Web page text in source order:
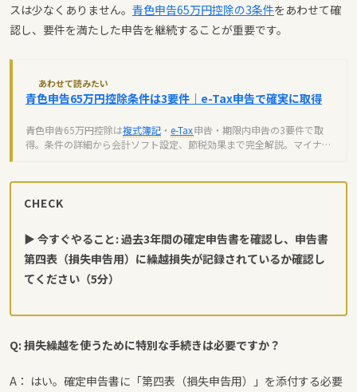
スは少なくありません。 青色申告65万円控除の3条件をあわせて確
認し、要件を満たした申告を継続することが重要です。
あわせて読みたい
青色申告65万円控除条件は3要件｜e-Tax申告で確実に取得
青色申告65万円控除は複式簿記 ・ e-Tax申告・期限内申告の3要件で取
得。条件の詳細から会計ソフト設定、節税効果まで完全解説。マイナン
CHECK
▶ 今すぐやること: 過去3年間の確定申告書を確認し、申告書
第四表（損失申告用）に繰越損失が記録されているか確認し
てください（5分）
Q: 損失繰越を使うために特別な手続きは必要ですか？
A： はい。確定申告書に「第四表（損失申告用）」を添付する必要